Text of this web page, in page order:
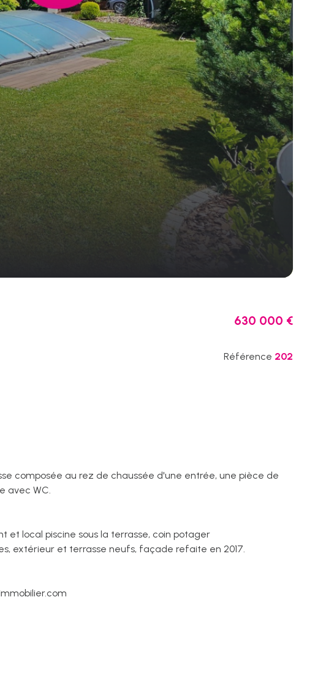
630 000 €
Référence 202
composée au rez de chaussée d'une entrée, une pièce de
avec WC.
local piscine sous la terrasse, coin potager
extérieur et terrasse neufs, façade refaite en 2017.